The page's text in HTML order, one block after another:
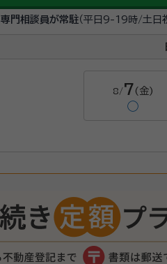
専門相談員が常駐（平日9-19時/土日
8/7 (金)
◯